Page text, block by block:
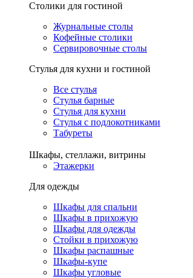
Столики для гостиной
Журнальные столы
Кофейные столики
Сервировочные столы
Стулья для кухни и гостиной
Все стулья
Стулья барные
Стулья для кухни
Стулья с подлокотниками
Табуреты
Шкафы, стеллажи, витрины
Этажерки
Для одежды
Шкафы для спальни
Шкафы в прихожую
Шкафы для одежды
Стойки в прихожую
Шкафы распашные
Шкафы-купе
Шкафы угловые